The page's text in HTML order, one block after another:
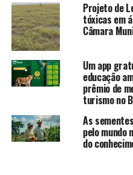
Projeto de
tóxicas em
Câmara
Um app
educação
prêmio de
turismo no
As
pelo mundo
do